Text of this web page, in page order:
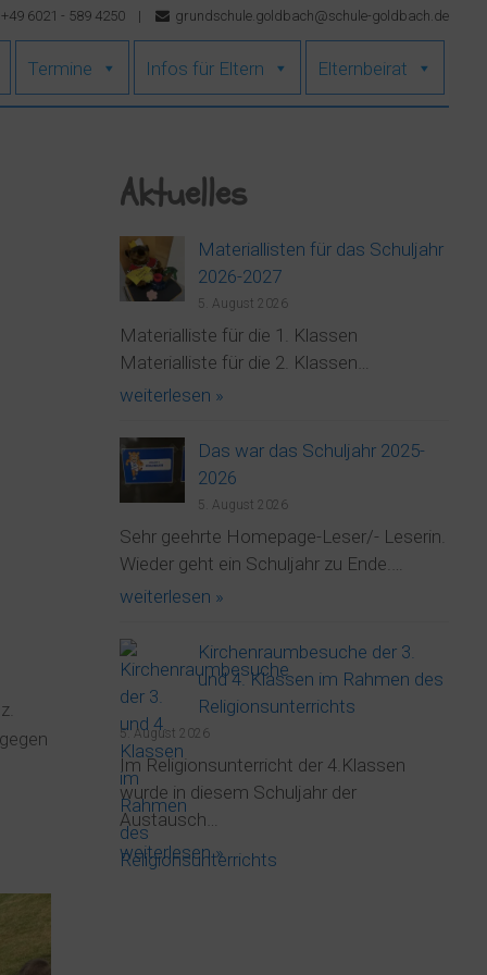
+49 6021 - 589 4250| grundschule.goldbach@schule-goldbach.de
Termine Infos für Eltern Elternbeirat
Aktuelles
Materiallisten für das Schuljahr
2026-2027
5. August 2026
Materialliste für die 1. Klassen
Materialliste für die 2. Klassen…
weiterlesen »
Das war das Schuljahr 2025-
2026
5. August 2026
Sehr geehrte Homepage-Leser/- Leserin.
Wieder geht ein Schuljahr zu Ende.…
weiterlesen »
Kirchenraumbesuche der 3.
und 4. Klassen im Rahmen des
Religionsunterrichts
5. August 2026
Im Religionsunterricht der 4.Klassen
wurde in diesem Schuljahr der
Austausch…
weiterlesen »